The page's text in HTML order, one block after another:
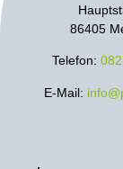
86405
Telefon:
E-Mail: